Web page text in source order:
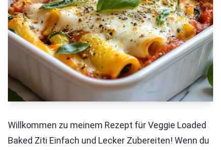
Willkommen zu meinem Rezept für Veggie Loaded
Baked Ziti Einfach und Lecker Zubereiten! Wenn du